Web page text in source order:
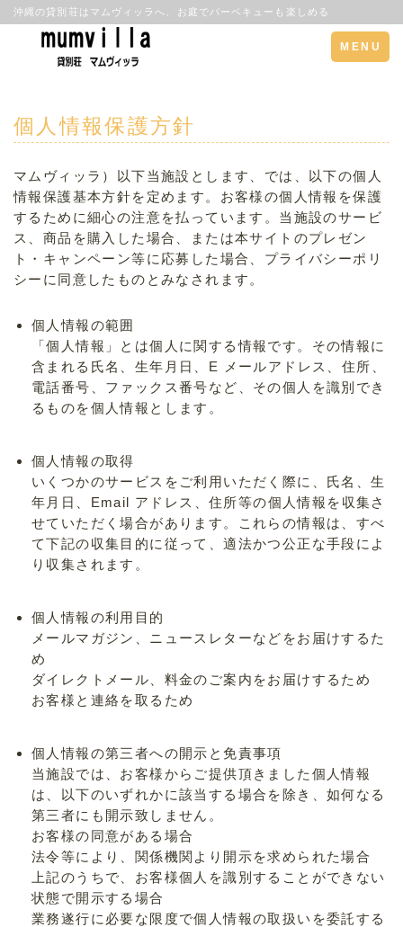
沖縄の貸別荘はマムヴィッラへ、お庭でバーベキューも楽しめる
Toggle
navigation
MENU
個人情報保護方針
マムヴィッラ）以下当施設とします、では、以下の個人
情報保護基本方針を定めます。お客様の個人情報を保護
するために細心の注意を払っています。当施設のサービ
ス、商品を購入した場合、または本サイトのプレゼン
ト・キャンペーン等に応募した場合、プライバシーポリ
シーに同意したものとみなされます。
個人情報の範囲
「個人情報」とは個人に関する情報です。その情報に
含まれる氏名、生年月日、E メールアドレス、住所、
電話番号、ファックス番号など、その個人を識別でき
るものを個人情報とします。
個人情報の取得
いくつかのサービスをご利用いただく際に、氏名、生
年月日、Email アドレス、住所等の個人情報を収集さ
せていただく場合があります。これらの情報は、すべ
て下記の収集目的に従って、適法かつ公正な手段によ
り収集されます。
個人情報の利用目的
メールマガジン、ニュースレターなどをお届けするた
め
ダイレクトメール、料金のご案内をお届けするため
お客様と連絡を取るため
個人情報の第三者への開示と免責事項
当施設では、お客様からご提供頂きました個人情報
は、以下のいずれかに該当する場合を除き、如何なる
第三者にも開示致しません。
お客様の同意がある場合
法令等により、関係機関より開示を求められた場合
上記のうちで、お客様個人を識別することができない
状態で開示する場合
業務遂行に必要な限度で個人情報の取扱いを委託する